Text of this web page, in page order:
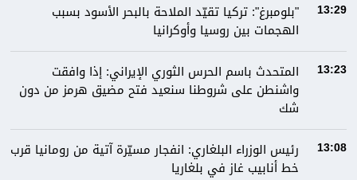
13:29
"بلومبرغ": تركيا تقيّد الملاحة بالبحر الأسود بسبب
الهجمات بين روسيا وأوكرانيا
13:23
المتحدث باسم الحرس الثوري الإيراني: إذا وافقت
واشنطن على شروطنا سنعيد فتح مضيق هرمز من دون
شك
13:08
رئيس الوزراء البلغاري: انفجار مسيّرة آتية من رومانيا قرب
خط أنابيب غاز في بلغاريا